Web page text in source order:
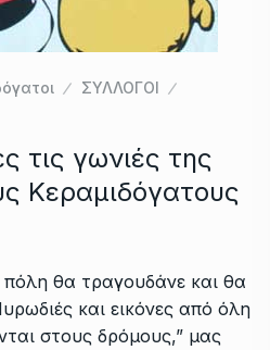
ΣΥΛΛΟΓΟΙ
τις γωνιές της
Κεραμιδόγατους
πόλη θα τραγουδάνε και θα
και εικόνες από όλη
στους δρόμους,” μας